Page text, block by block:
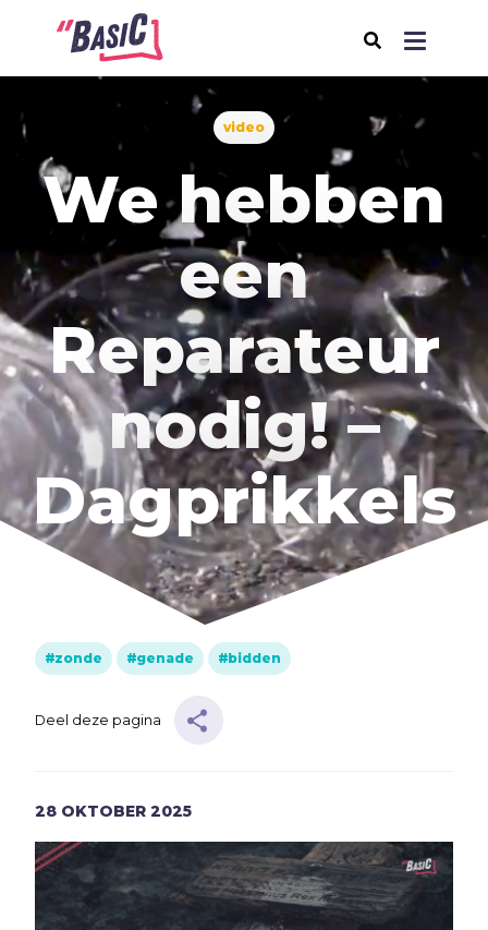
Programma's
BasiC Let’s Move
BasiC Move It
BasiC Movement
Expeditie Klooster
Thema's
Samenleving
Seksualiteit
Muziek
Geloof
Internationaal
Identiteit
Alle onderwerpen
video
We hebben
een
Reparateur
nodig! –
Dagprikkels
zonde genade bidden
Deel deze pagina
28 OKTOBER 2025